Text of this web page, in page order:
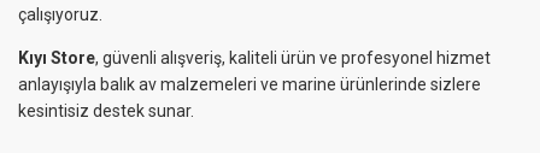
çalışıyoruz.
Kıyı Store, güvenli alışveriş, kaliteli ürün ve profesyonel hizmet
anlayışıyla balık av malzemeleri ve marine ürünlerinde sizlere
kesintisiz destek sunar.